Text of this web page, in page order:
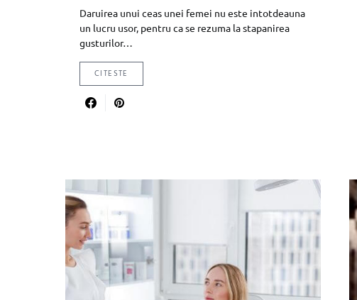
Daruirea unui ceas unei femei nu este intotdeauna
un lucru usor, pentru ca se rezuma la stapanirea
gusturilor…
CITESTE